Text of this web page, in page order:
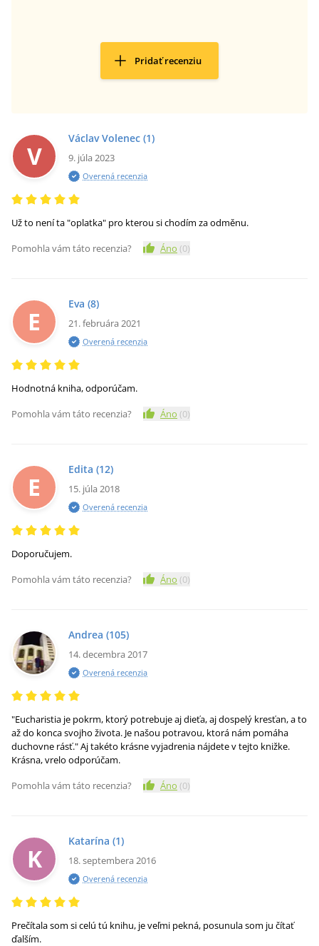
Pridať recenziu
V
Václav Volenec (1)
9. júla 2023
Overená recenzia
Už to není ta "oplatka" pro kterou si chodím za odměnu.
Pomohla vám táto recenzia?
Áno (0)
E
Eva (8)
21. februára 2021
Overená recenzia
Hodnotná kniha, odporúčam.
Pomohla vám táto recenzia?
Áno (0)
E
Edita (12)
15. júla 2018
Overená recenzia
Doporučujem.
Pomohla vám táto recenzia?
Áno (0)
Andrea (105)
14. decembra 2017
Overená recenzia
"Eucharistia je pokrm, ktorý potrebuje aj dieťa, aj dospelý kresťan, a to
až do konca svojho života. Je našou potravou, ktorá nám pomáha
duchovne rásť." Aj takéto krásne vyjadrenia nájdete v tejto knižke.
Krásna, vrelo odporúčam.
Pomohla vám táto recenzia?
Áno (0)
K
Katarína (1)
18. septembera 2016
Overená recenzia
Prečítala som si celú tú knihu, je veľmi pekná, posunula som ju čítať
ďalším.